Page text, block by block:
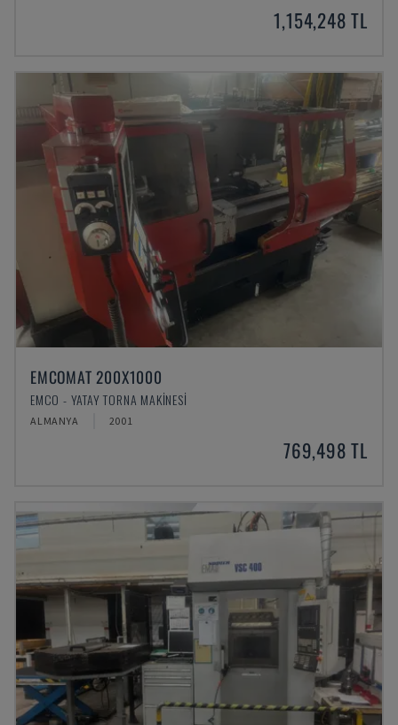
1,154,248 TL
EMCOMAT 200X1000
EMCO - YATAY TORNA MAKINESI
ALMANYA 2001
769,498 TL